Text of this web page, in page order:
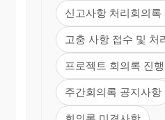
신고사항 처리회의록
고충 사항 접수 및 처
프로젝트 회의록 진
주간회의록 공지사항